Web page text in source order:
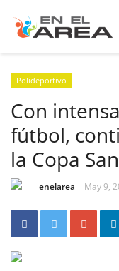
Polideportivo
Con
fútbol,
la Copa
enelarea May 9,